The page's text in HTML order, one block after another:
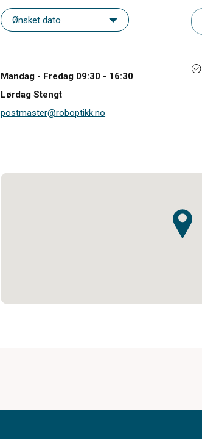
Mandag - Fredag 09:30 - 16:30
Lørdag Stengt
postmaster@roboptikk.no